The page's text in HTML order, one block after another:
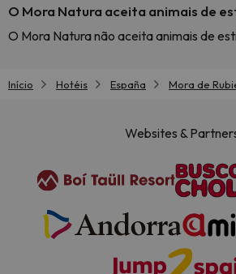
O Mora Natura aceita animais de
O Mora Natura não aceita animais de
Início Hotéis España Mora de
Websites &